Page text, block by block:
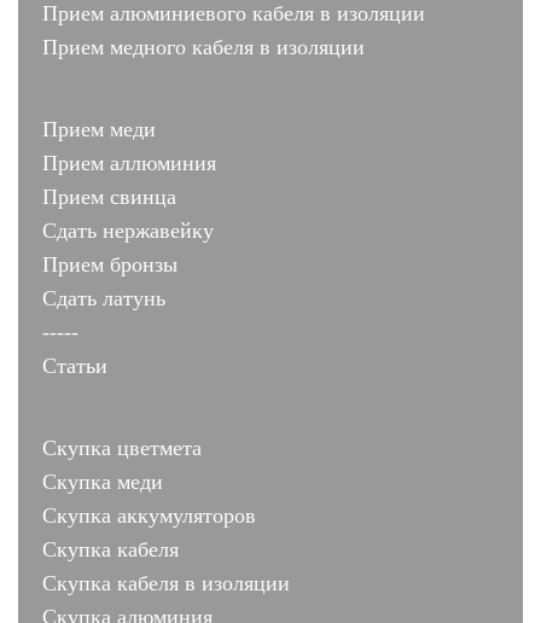
Прием алюминиевого кабеля в изоляции
Прием медного кабеля в изоляции
Прием меди
Прием аллюминия
Прием свинца
Сдать нержавейку
Прием бронзы
Сдать латунь
-----
Статьи
Скупка цветмета
Скупка меди
Скупка аккумуляторов
Скупка кабеля
Скупка кабеля в изоляции
Скупка алюминия